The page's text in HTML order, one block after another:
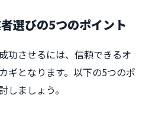
選びの5つのポイント
功させるには、信頼できるオ
ギとなります。以下の5つのポ
しましょう。